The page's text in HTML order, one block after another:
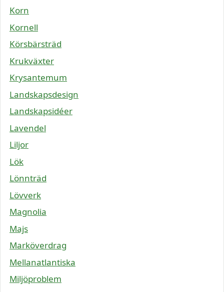
Korn
Kornell
Körsbärsträd
Krukväxter
Krysantemum
Landskapsdesign
Landskapsidéer
Lavendel
Liljor
Lök
Lönnträd
Lövverk
Magnolia
Majs
Marköverdrag
Mellanatlantiska
Miljöproblem